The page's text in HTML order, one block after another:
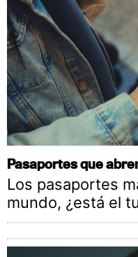
Pasaportes que
Los pasaportes
mundo, ¿está el